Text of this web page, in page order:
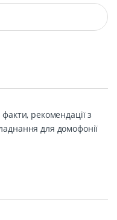
рекомендації з
для домофонії